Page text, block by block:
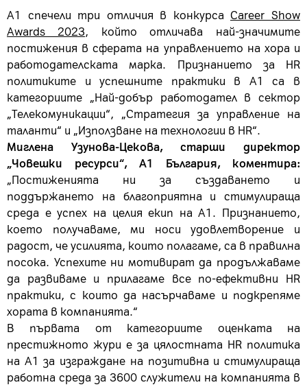
А1 спечели три отличия в конкурса Career Show
Awards 2023, който отличава най-значимите
постижения в сферата на управлението на хора и
работодателската марка. Признанието за HR
политиките и успешните практики в А1 са в
категориите „Най-добър работодател в сектор
„Телекомуникации“, „Стратегия за управление на
таланти“ и „Използване на технологии в HR“.
Миглена Узунова-Цекова, старши директор
„Човешки ресурси“, А1 България, коментира:
„Постиженията ни за създаването и
поддържането на благоприятна и стимулираща
среда е успех на целия екип на А1. Признанието,
което получаваме, ми носи удовлетворение и
радост, че усилията, които полагаме, са в правилна
посока. Успехите ни мотивират да продължаваме
да развиваме и прилагаме все по-ефективни HR
практики, с които да насърчаваме и подкрепяме
хората в компанията.“
В първата от категориите оценката на
престижното жури е за цялостната HR политика
на А1 за изграждане на позитивна и стимулираща
работна среда за 3600 служители на компанията в